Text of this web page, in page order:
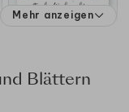
Mehr anzeigen
Blättern